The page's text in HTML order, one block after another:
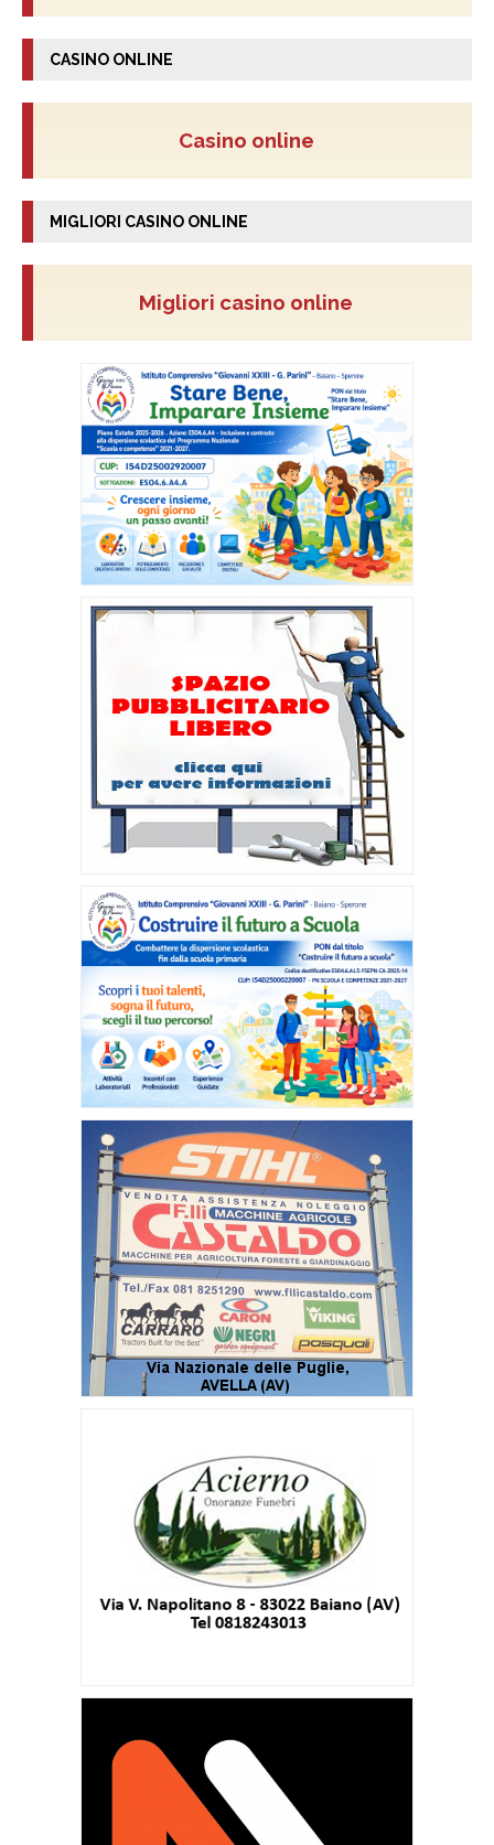
CASINO ONLINE
Casino online
MIGLIORI CASINO ONLINE
Migliori casino online